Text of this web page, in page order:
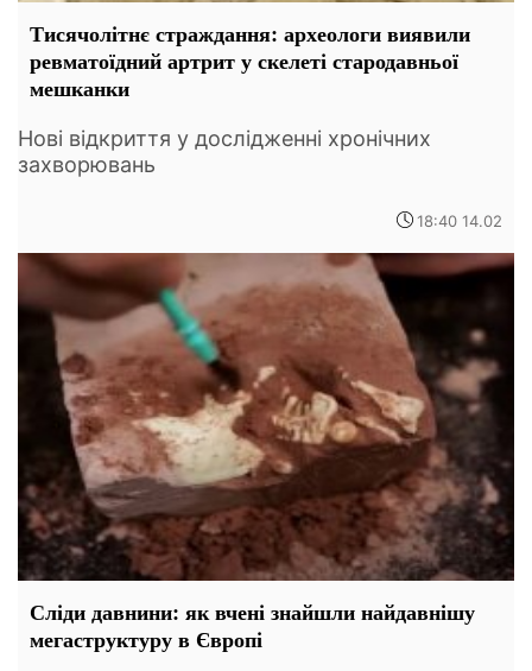
Тисячолітнє страждання: археологи виявили
ревматоїдний артрит у скелеті стародавньої
мешканки
Нові відкриття у дослідженні хронічних
захворювань
18:40 14.02
Сліди давнини: як вчені знайшли найдавнішу
мегаструктуру в Європі